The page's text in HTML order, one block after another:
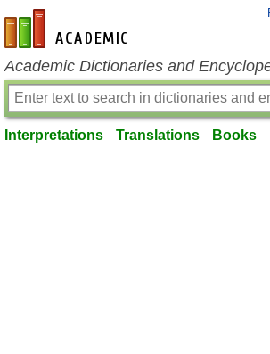
en-academic.com
Academic Dictionaries and
Interpretations Translations Books